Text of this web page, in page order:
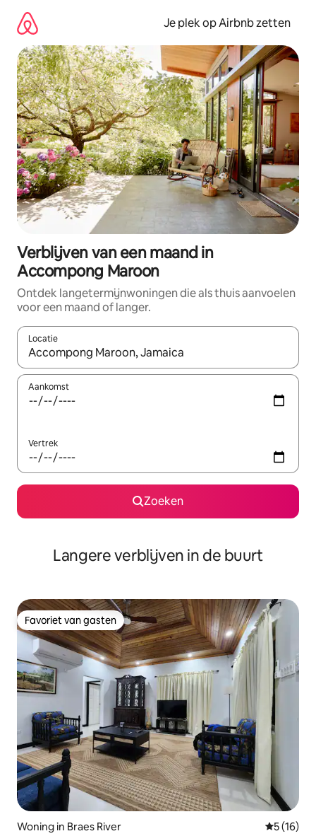
direct
naar
inhoud
Je plek op Airbnb zetten
Verblijven van een maand in
Accompong Maroon
Ontdek langetermijnwoningen die als thuis aanvoelen
voor een maand of langer.
Locatie
Wanneer er resultaten beschikbaar zijn, maak je een keuze
Aankomst
Vertrek
Zoeken
Langere verblijven in de buurt
Favoriet van gasten
Favoriet van gasten
Woning in Braes River
5 (16)